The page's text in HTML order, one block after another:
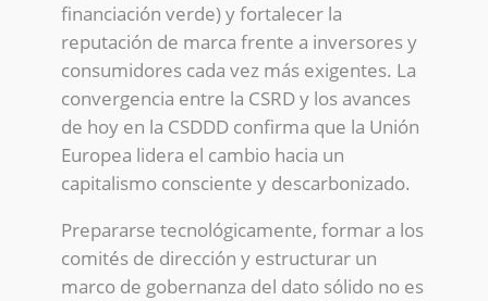
financiación verde) y fortalecer la
reputación de marca frente a inversores y
consumidores cada vez más exigentes. La
convergencia entre la CSRD y los avances
de hoy en la CSDDD confirma que la Unión
Europea lidera el cambio hacia un
capitalismo consciente y descarbonizado.
Prepararse tecnológicamente, formar a los
comités de dirección y estructurar un
marco de gobernanza del dato sólido no es